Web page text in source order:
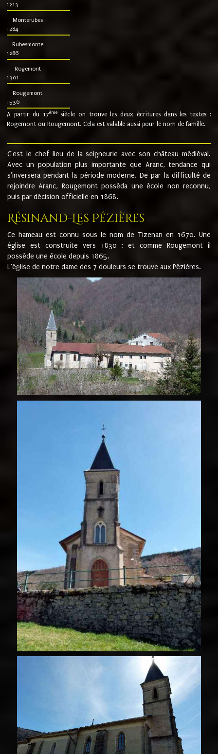
1213
Monterubes
1284
Rubesmonte
1286
Rogemont
1301
Rougemont
1536
A partir du 17ème siècle on trouve les deux écritures dans les textes :
Rogemont ou Rougemont. Cela est valable aussi pour le nom de famille.
C'est le chef lieu de la seigneurie avec son château médiéval.
Avec un population plus importante que Aranc, tendance qui
s'inversera pendant la période moderne. De par la difficulté de
rejoindre Aranc, Rougemont posséda une école non reconnu,
puis par décision officielle en 1868.
Résinand-Les Pézières
Ce hameau est connu sous le nom de Tizenan en 1670. Une
église est construite vers 1830 ; et comme Rougemont il
possède une école depuis 1865.
L'église de notre dame des 7 douleurs se trouve aux Pézières.